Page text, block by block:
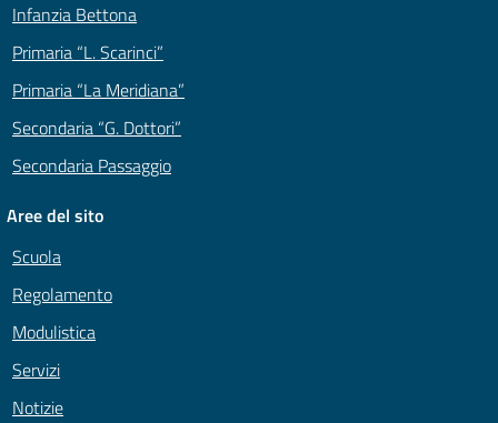
Infanzia Bettona
Primaria “L. Scarinci”
Primaria “La Meridiana”
Secondaria “G. Dottori”
Secondaria Passaggio
Aree del sito
Scuola
Regolamento
Modulistica
Servizi
Notizie